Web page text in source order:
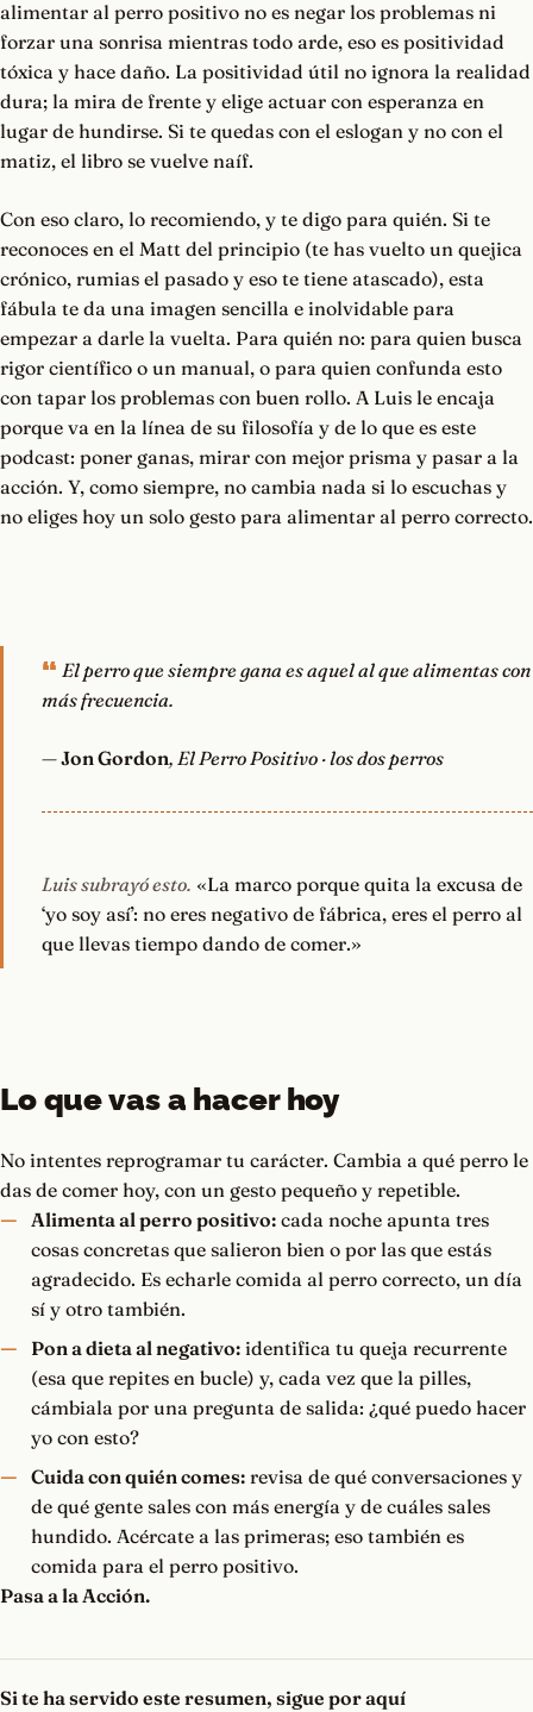
alimentar al perro positivo no es negar los problemas ni
forzar una sonrisa mientras todo arde, eso es positividad
tóxica y hace daño. La positividad útil no ignora la realidad
dura; la mira de frente y elige actuar con esperanza en
lugar de hundirse. Si te quedas con el eslogan y no con el
matiz, el libro se vuelve naíf.
Con eso claro, lo recomiendo, y te digo para quién. Si te
reconoces en el Matt del principio (te has vuelto un quejica
crónico, rumias el pasado y eso te tiene atascado), esta
fábula te da una imagen sencilla e inolvidable para
empezar a darle la vuelta. Para quién no: para quien busca
rigor científico o un manual, o para quien confunda esto
con tapar los problemas con buen rollo. A Luis le encaja
porque va en la línea de su filosofía y de lo que es este
podcast: poner ganas, mirar con mejor prisma y pasar a la
acción. Y, como siempre, no cambia nada si lo escuchas y
no eliges hoy un solo gesto para alimentar al perro correcto.
El perro que siempre gana es aquel al que alimentas con
más frecuencia.
—Jon Gordon, El Perro Positivo · los dos perros
Luis subrayó esto. «La marco porque quita la excusa de
‘yo soy así’: no eres negativo de fábrica, eres el perro al
que llevas tiempo dando de comer.»
Lo que vas a hacer hoy
No intentes reprogramar tu carácter. Cambia a qué perro le
das de comer hoy, con un gesto pequeño y repetible.
Alimenta al perro positivo:cada noche apunta tres
cosas concretas que salieron bien o por las que estás
agradecido. Es echarle comida al perro correcto, un día
sí y otro también.
Pon a dieta al negativo:identifica tu queja recurrente
(esa que repites en bucle) y, cada vez que la pilles,
cámbiala por una pregunta de salida: ¿qué puedo hacer
yo con esto?
Cuida con quién comes:revisa de qué conversaciones y
de qué gente sales con más energía y de cuáles sales
hundido. Acércate a las primeras; eso también es
comida para el perro positivo.
Pasa a la Acción.
Si te ha servido este resumen, sigue por aquí